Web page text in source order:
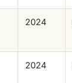
2024
2024